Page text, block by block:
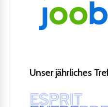
Unser jährliches